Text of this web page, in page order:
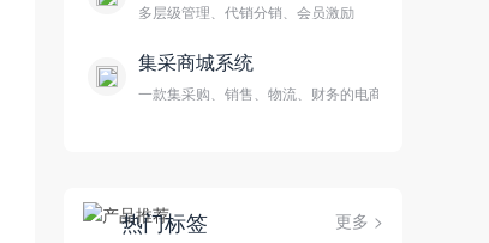
多层级管理、代销分销、会员激励
集采商城系统
一款集采购、销售、物流、财务的电商平台
热门标签 更多 >